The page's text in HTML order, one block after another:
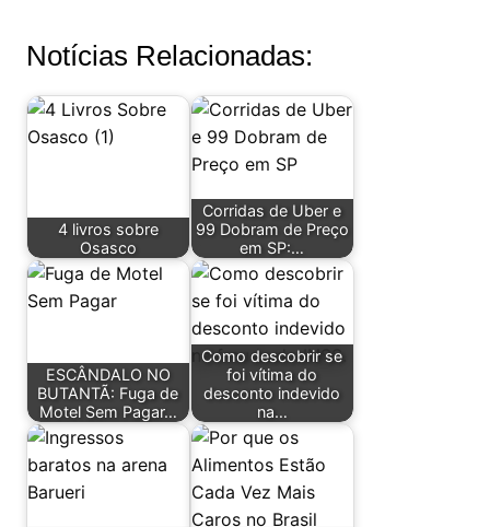
Notícias Relacionadas:
4 livros sobre
Osasco
Corridas de Uber e
99 Dobram de Preço
em SP:…
ESCÂNDALO NO
BUTANTÃ: Fuga de
Motel Sem Pagar…
Como descobrir se
foi vítima do
desconto indevido
na…